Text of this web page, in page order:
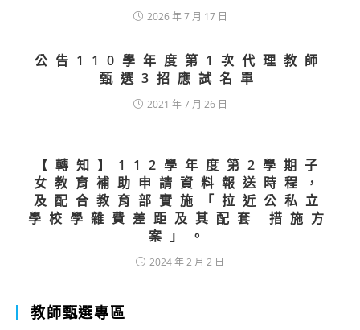
2026 年 7 月 17 日
公告110學年度第1次代理教師
甄選3招應試名單
2021 年 7 月 26 日
【轉知】112學年度第2學期子
女教育補助申請資料報送時程，
及配合教育部實施「拉近公私立
學校學雜費差距及其配套 措施方
案」。
2024 年 2 月 2 日
教師甄選專區